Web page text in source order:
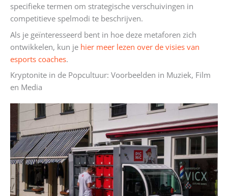
specifieke termen om strategische verschuivingen in
competitieve spelmodi te beschrijven.
Als je geïnteresseerd bent in hoe deze metaforen zich
ontwikkelen, kun je hier meer lezen over de visies van
esports coaches.
Kryptonite in de Popcultuur: Voorbeelden in Muziek, Film
en Media